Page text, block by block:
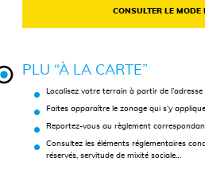
CONSULTER LE MODE
PLU “À LA CARTE”
Localisez votre terrain à partir de
Faites apparaître le zonage qui s’y
Reportez-vous au règlement
Consultez les éléments réglementaires
réservés, servitude de mixité sociale…